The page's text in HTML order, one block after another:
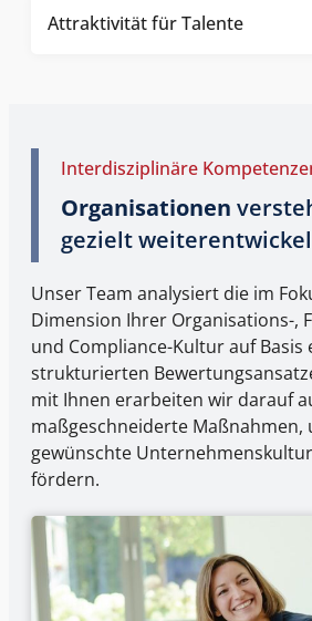
Attraktivität für Talente
Interdisziplinäre
Organisationen
gezielt
Unser Team analysiert die im
Dimension Ihrer Organisations-,
und Compliance-Kultur auf Basis
strukturierten
mit Ihnen erarbeiten wir darauf
maßgeschneiderte Maßnahmen,
gewünschte
fördern.